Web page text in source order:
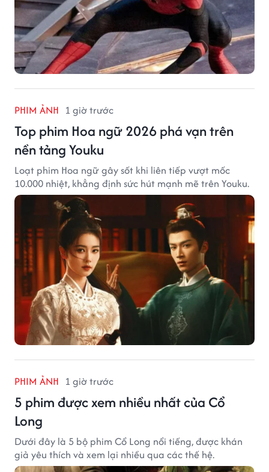
PHIM ẢNH 1 giờ trước
Top phim Hoa ngữ 2026 phá vạn trên
nền tảng Youku
Loạt phim Hoa ngữ gây sốt khi liên tiếp vượt mốc
10.000 nhiệt, khẳng định sức hút mạnh mẽ trên Youku.
PHIM ẢNH 1 giờ trước
5 phim được xem nhiều nhất của Cổ
Long
Dưới đây là 5 bộ phim Cổ Long nổi tiếng, được khán
giả yêu thích và xem lại nhiều qua các thế hệ.